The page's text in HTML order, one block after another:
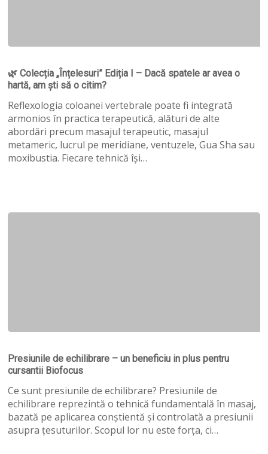
Colecția
„Înțelesuri”
Ediția
I
–
Dacă
spatele
ar
am
🌿 Colecția „Înțelesuri” Ediția I – Dacă spatele ar avea o
hartă, am ști să o citim?
Reflexologia coloanei vertebrale poate fi integrată
armonios în practica terapeutică, alături de alte
abordări precum masajul terapeutic, masajul
metameric, lucrul pe meridiane, ventuzele, Gua Sha sau
moxibustia. Fiecare tehnică își…
de
echilibrare
–
un
beneficiu
in
plus
Presiunile de echilibrare – un beneficiu in plus pentru
cursantii Biofocus
Ce sunt presiunile de echilibrare? Presiunile de
echilibrare reprezintă o tehnică fundamentală în masaj,
bazată pe aplicarea conștientă și controlată a presiunii
asupra țesuturilor. Scopul lor nu este forța, ci…